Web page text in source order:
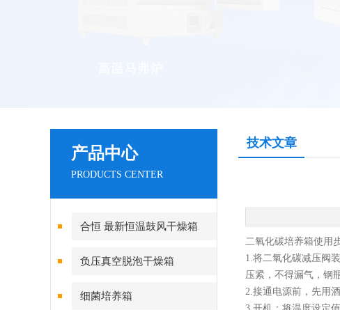
产品中心
PRODUCTS CENTER
合恒 最新恒温鼓风干燥箱
负压真空脱泡干燥箱
细菌培养箱
技术文章
二氧化碳培养箱使用
1.将二氧化碳减压阀
压紧，不得漏气，钢
2.接通电源前，先用